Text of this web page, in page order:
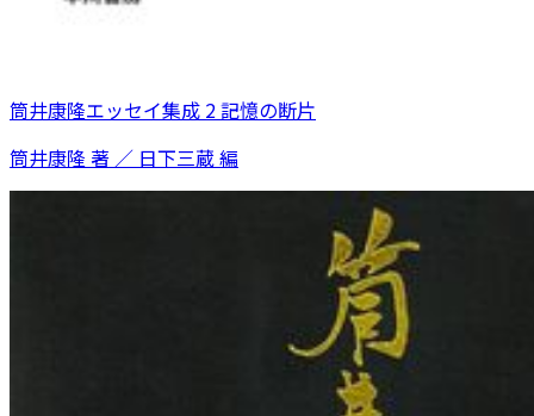
筒井康隆エッセイ集成 2 記憶の断片
筒井康隆 著 ／ 日下三蔵 編